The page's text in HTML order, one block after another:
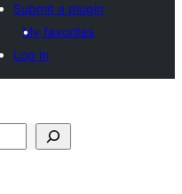
Submit a plugin
My favorites
Log in